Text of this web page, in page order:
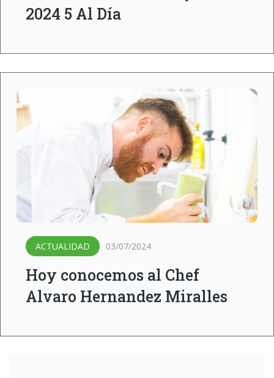
2024 5 Al Día
ACTUALIDAD 03/07/2024
Hoy conocemos al Chef
Alvaro Hernandez Miralles